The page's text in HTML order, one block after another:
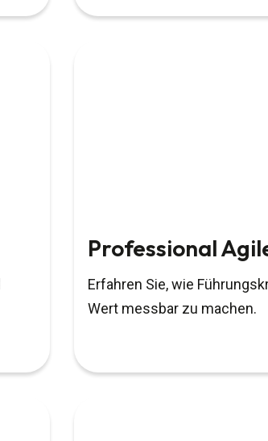
Professional
Erfahren Sie, wie
Wert messbar zu machen.